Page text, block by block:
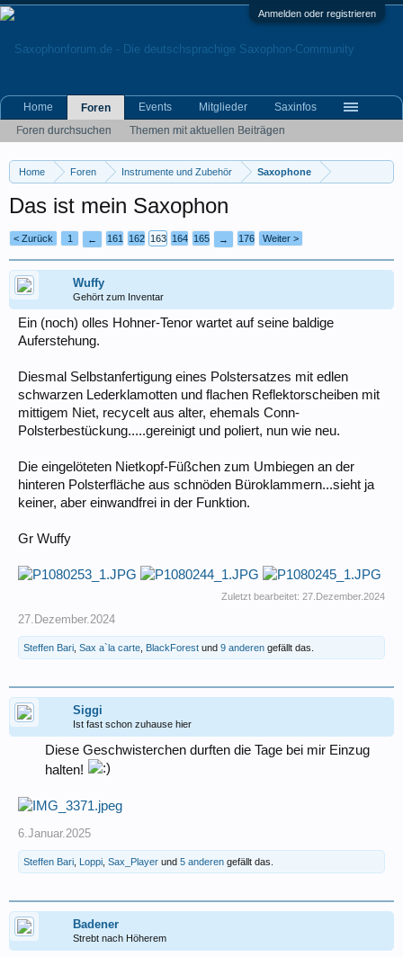
Anmelden oder registrieren
Home Foren Instrumente und Zubehör Saxophone
Das ist mein Saxophon
< Zurück 1 ← 161 162 163 164 165 → 176 Weiter >
Wuffy
Gehört zum Inventar
Ein (noch) olles Hohner-Tenor wartet auf seine baldige
Auferstehung.
Diesmal Selbstanfertigung eines Polstersatzes mit edlen
schwarzen Lederklamotten und flachen Reflektorscheiben mit
mittigem Niet, recycelt aus alter, ehemals Conn-
Polsterbestückung.....gereinigt und poliert, nun wie neu.
Die eingelöteten Nietkopf-Füßchen zum Umbiegen an der
hinteren Polsterfläche aus schnöden Büroklammern...sieht ja
keiner, aber einwandfrei in der Funktion.
Gr Wuffy
Zuletzt bearbeitet: 27.Dezember.2024
27.Dezember.2024
Steffen Bari Sax a`la carte BlackForest und 9 anderen gefällt das.
Siggi
Ist fast schon zuhause hier
Diese Geschwisterchen durften die Tage bei mir Einzug
halten!
6.Januar.2025
Steffen Bari Loppi Sax_Player und 5 anderen gefällt das.
Badener
Strebt nach Höherem
Home
Foren
Foren durchsuchen
Themen mit aktuellen Beiträgen
Events Mitglieder Saxinfos